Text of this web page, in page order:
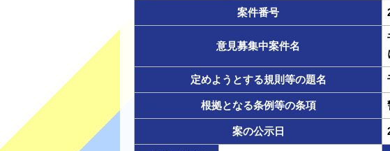
案件番号
意見募集中案件名
定めようとする規則等の題名
根拠となる条例等の条項
案の公示日